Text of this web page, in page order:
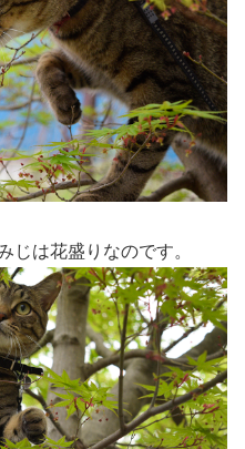
じは花盛りなのです。